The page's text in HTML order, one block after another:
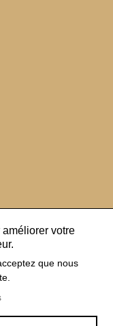
votre
que nous